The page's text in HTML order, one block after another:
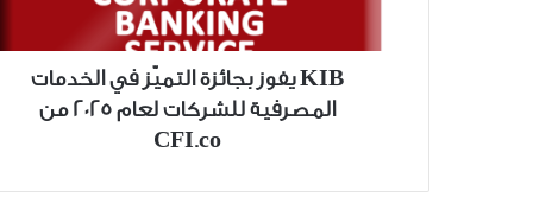
للشركات
KIB يفوز بجائزة التميّز في الخدمات
المصرفية للشركات لعام 2025 من
CFI.co